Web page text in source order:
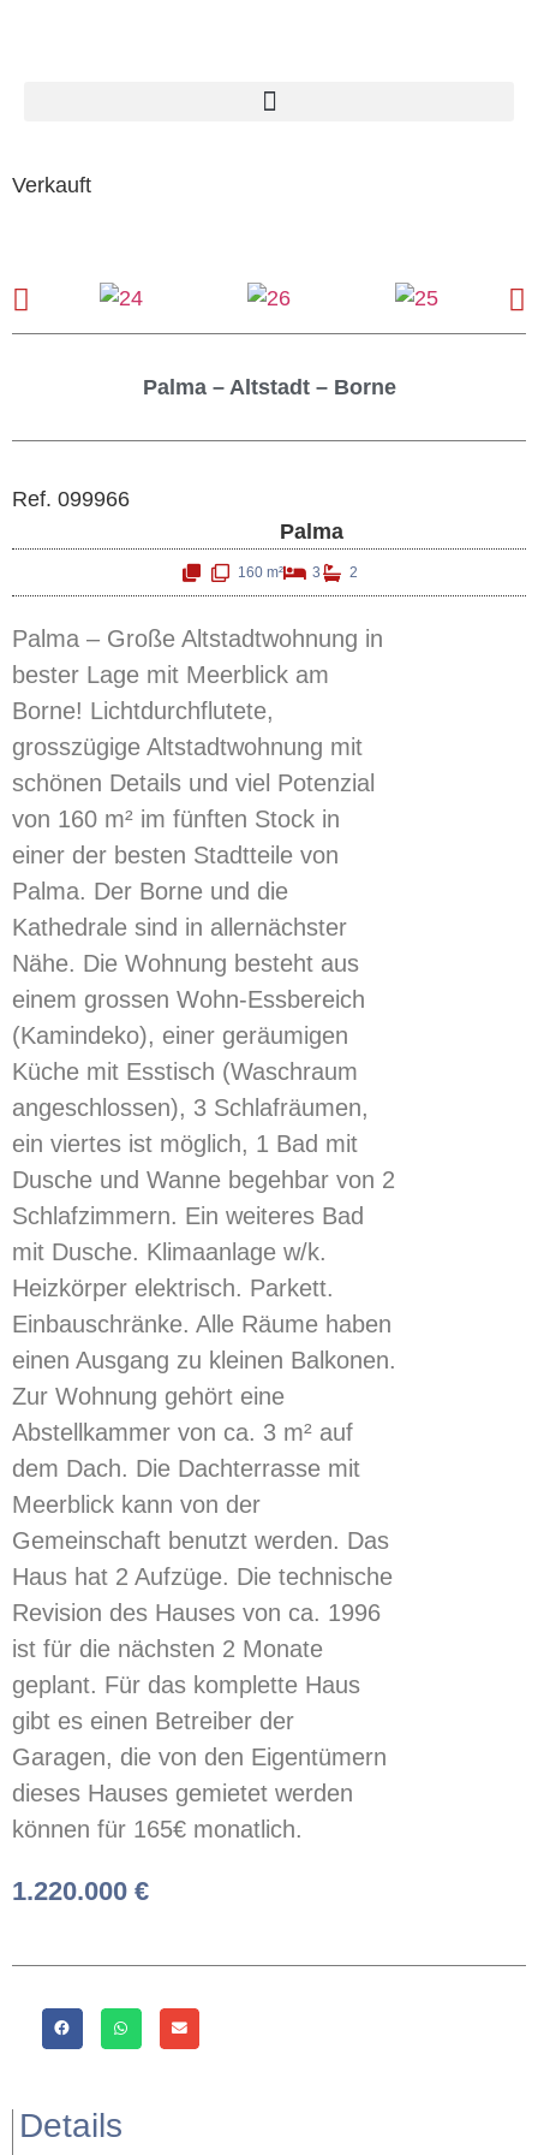
Verkauft
Palma – Altstadt – Borne
Ref. 099966
Palma
160 m² 3 2
Palma – Große Altstadtwohnung in
bester Lage mit Meerblick am
Borne! Lichtdurchflutete,
grosszügige Altstadtwohnung mit
schönen Details und viel Potenzial
von 160 m² im fünften Stock in
einer der besten Stadtteile von
Palma. Der Borne und die
Kathedrale sind in allernächster
Nähe. Die Wohnung besteht aus
einem grossen Wohn-Essbereich
(Kamindeko), einer geräumigen
Küche mit Esstisch (Waschraum
angeschlossen), 3 Schlafräumen,
ein viertes ist möglich, 1 Bad mit
Dusche und Wanne begehbar von 2
Schlafzimmern. Ein weiteres Bad
mit Dusche. Klimaanlage w/k.
Heizkörper elektrisch. Parkett.
Einbauschränke. Alle Räume haben
einen Ausgang zu kleinen Balkonen.
Zur Wohnung gehört eine
Abstellkammer von ca. 3 m² auf
dem Dach. Die Dachterrasse mit
Meerblick kann von der
Gemeinschaft benutzt werden. Das
Haus hat 2 Aufzüge. Die technische
Revision des Hauses von ca. 1996
ist für die nächsten 2 Monate
geplant. Für das komplette Haus
gibt es einen Betreiber der
Garagen, die von den Eigentümern
dieses Hauses gemietet werden
können für 165€ monatlich.
1.220.000 €
Details